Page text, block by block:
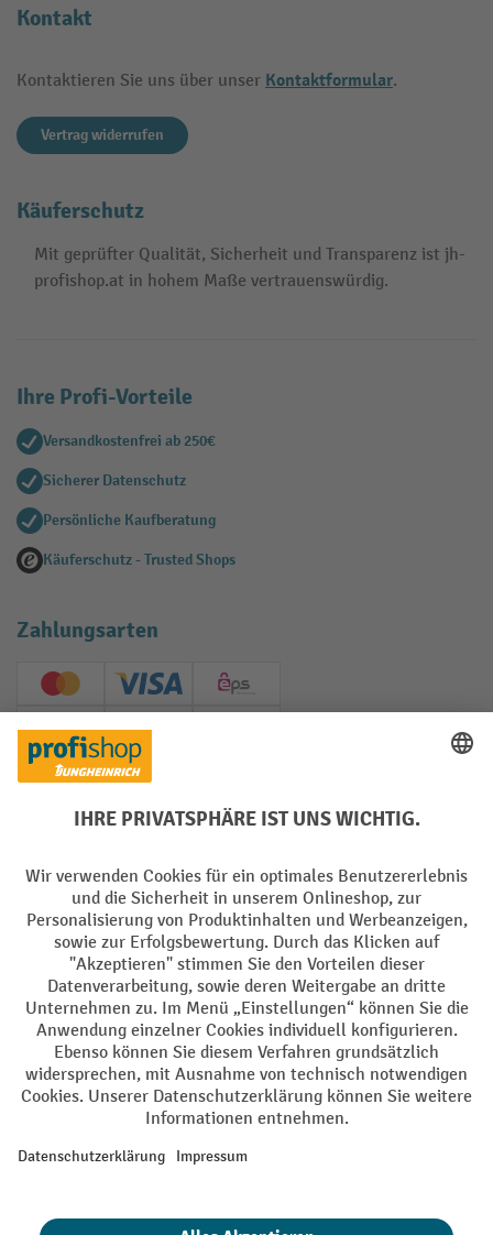
Kontakt
Kontaktieren Sie uns über unser Kontaktformular.
Vertrag widerrufen
Käuferschutz
Mit geprüfter Qualität, Sicherheit und Transparenz ist jh-
profishop.at in hohem Maße vertrauenswürdig.
Ihre Profi-Vorteile
Versandkostenfrei ab 250€
Sicherer Datenschutz
Persönliche Kaufberatung
Käuferschutz - Trusted Shops
Zahlungsarten
Creditcard (Master)Creditcard (Visa)
EPS
PayPal
Soziale Netzwerke
Impressum Datenschutz
Barrierefreiheit Privacy Settings
Alle Preise exkl. gesetzl. Mehrwertsteuer zzgl.Versandkostenund ggf.
Nachnahmegebühren, wenn nicht anders angegeben.
¹ Der Rabatt gilt so lange der Vorrat reicht. Der Rabatt gilt nicht auf
oder Gutscheinen ist nicht möglich. | ² Der Rabatt wird einmalig bei
eingelöst werden. Die Höhe des Rabatts variiert je nach